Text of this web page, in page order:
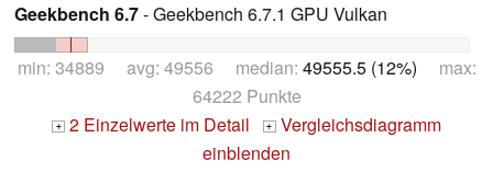
Geekbench 6.7- Geekbench 6.7.1 GPU Vulkan
min: 34889 avg: 49556 median: 49555.5 (12%) max:
64222 Punkte
+ 2 Einzelwerte im Detail + Vergleichsdiagramm
einblenden